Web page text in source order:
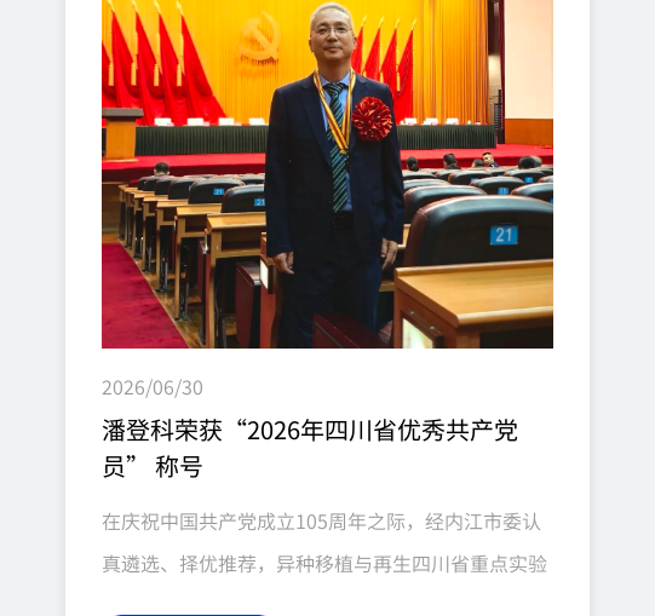
7月20日，由中科奥格生物科技有限公司提供基因编
辑供体猪、中南大学湘雅二医院团队实施完成的基因
编辑猪-猴异种原位全肝移植，受体猴稳定存活超11
天，肝功能持续发...
2026/06/30
潘登科荣获“2026年四川省优秀共产党
员” 称号
在庆祝中国共产党成立105周年之际，经内江市委认
真遴选、择优推荐，异种移植与再生四川省重点实验